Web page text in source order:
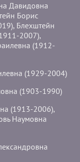
Давидовна
Борис
Блехштейн
2007),
(1912-
(1929-2004)
(1903-1990)
(1913-2006),
Наумовна